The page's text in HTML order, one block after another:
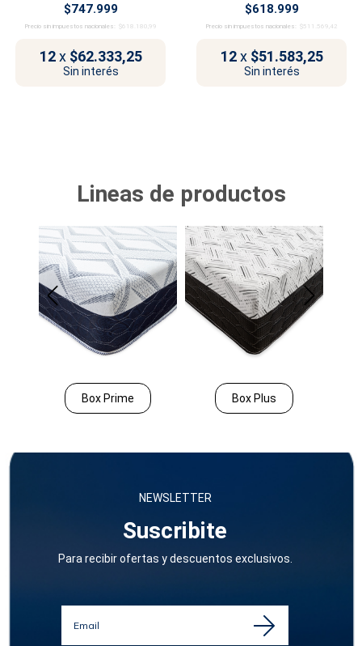
$747.999
Precio sin impuestos nacionales: $618.180,99
12 x $62.333,25
Sin interés
$618.999
Precio sin impuestos nacionales: $511.569,42
12 x $51.583,25
Sin interés
Lineas de productos
Box Prime Box Plus
NEWSLETTER
Suscribite
Para recibir ofertas y descuentos exclusivos.